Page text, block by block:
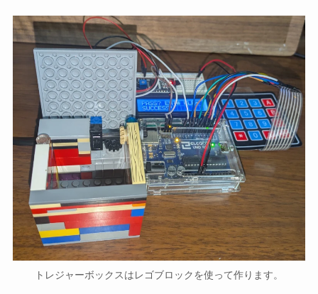
トレジャーボックスはレゴブロックを使って作ります。